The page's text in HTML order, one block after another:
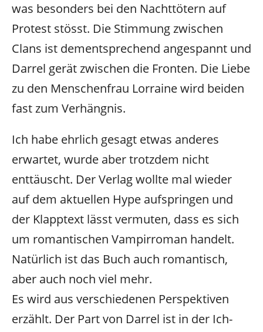
was besonders bei den Nachttötern auf
Protest stösst. Die Stimmung zwischen
Clans ist dementsprechend angespannt und
Darrel gerät zwischen die Fronten. Die Liebe
zu den Menschenfrau Lorraine wird beiden
fast zum Verhängnis.
Ich habe ehrlich gesagt etwas anderes
erwartet, wurde aber trotzdem nicht
enttäuscht. Der Verlag wollte mal wieder
auf dem aktuellen Hype aufspringen und
der Klapptext lässt vermuten, dass es sich
um romantischen Vampirroman handelt.
Natürlich ist das Buch auch romantisch,
aber auch noch viel mehr.
Es wird aus verschiedenen Perspektiven
erzählt. Der Part von Darrel ist in der Ich-